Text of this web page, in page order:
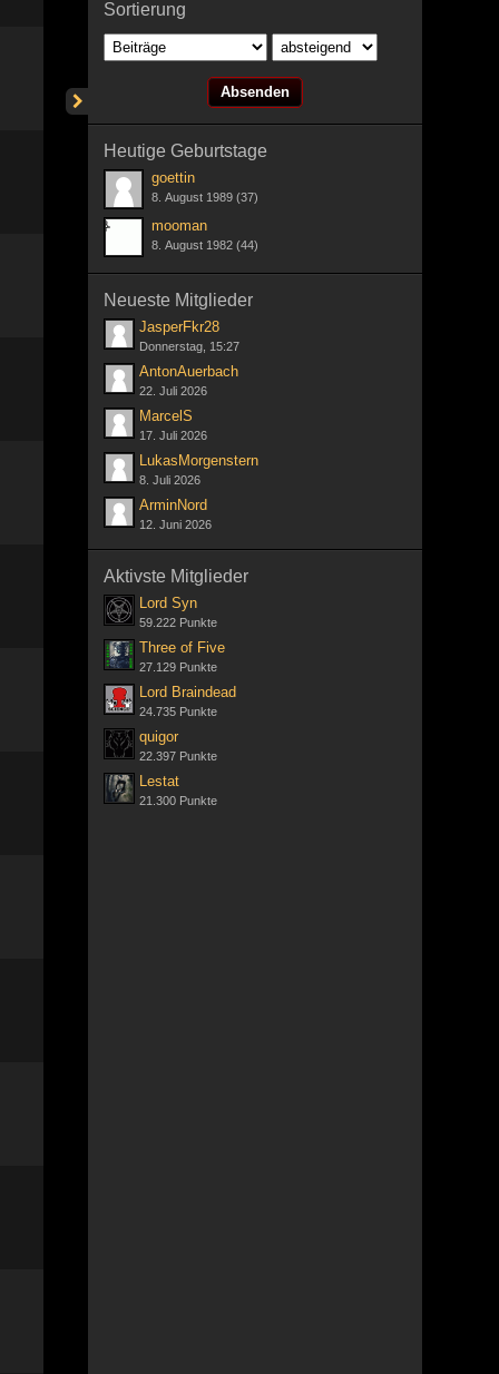
Sortierung
Heutige Geburtstage
goettin
8. August 1989 (37)
mooman
8. August 1982 (44)
Neueste Mitglieder
JasperFkr28
Donnerstag, 15:27
AntonAuerbach
22. Juli 2026
MarcelS
17. Juli 2026
LukasMorgenstern
8. Juli 2026
ArminNord
12. Juni 2026
Aktivste Mitglieder
Lord Syn
59.222 Punkte
Three of Five
27.129 Punkte
Lord Braindead
24.735 Punkte
quigor
22.397 Punkte
Lestat
21.300 Punkte